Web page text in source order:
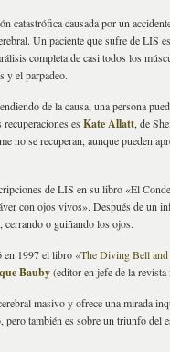
catastrófica causada por un
Un paciente que sufre de LIS
completa de casi todos los
y el parpadeo.
de la causa, una persona
es Kate Allatt, de
no se recuperan, aunque pueden
de LIS en su libro «El
con ojos vivos». Después de un
o guiñando los ojos.
en 1997 el libro «The Diving Bell
Bauby(editor en jefe de la
masivo y ofrece una mirada
también es sobre un triunfo del